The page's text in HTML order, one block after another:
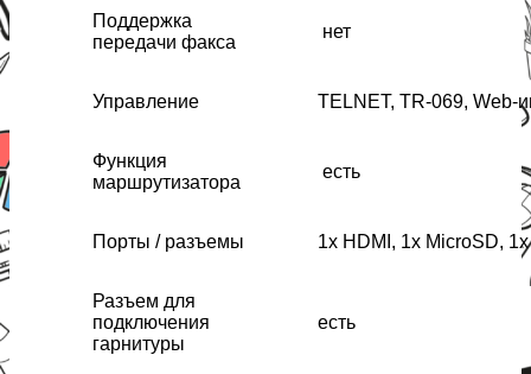
Поддержка
передачи факса
нет
Управление TELNET, TR-069, Web-
Функция
маршрутизатора
есть
Порты / разъемы 1x HDMI, 1x MicroSD,
Разъем для
подключения
гарнитуры
есть